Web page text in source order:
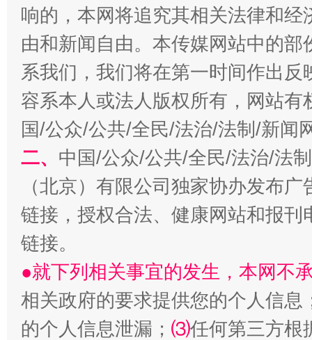
全民健身五年计划来了！等你上场
阿坝州三大球赛在茂县开幕 规模
响的，本网将追究其相关法律和
由和新闻自由。本传媒网站中的
系我们，我们将在第一时间作出
容系本人或法人版权所有，网站
国/公众/公共/全民/法治/法制/新闻
二、 中国/公众/公共/全民/法治/法
（北京）有限公司独家协办发布
链接，授权合法、健康网站和报
链接。
●就下列相关事宜的发生，本网不
相关政府的要求提供您的个人信息
的个人信息泄漏； ⑶任何第三方根